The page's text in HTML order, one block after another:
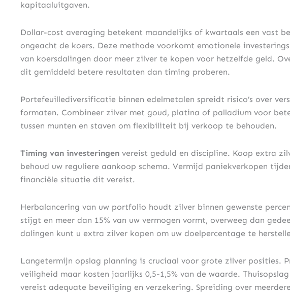
kapitaaluitgaven.
Dollar-cost averaging betekent maandelijks of kwartaals een vast
ongeacht de koers. Deze methode voorkomt emotionele
van koersdalingen door meer zilver te kopen voor hetzelfde geld.
dit gemiddeld betere resultaten dan timing proberen.
Portefeuillediversificatie binnen edelmetalen spreidt risico’s over
formaten. Combineer zilver met goud, platina of palladium voor
tussen munten en staven om flexibiliteit bij verkoop te behouden.
Timing van investeringen vereist geduld en discipline. Koop extra
behoud uw reguliere aankoop schema. Vermijd paniekverkopen
financiële situatie dit vereist.
Herbalancering van uw portfolio houdt zilver binnen gewenste
stijgt en meer dan 15% van uw vermogen vormt, overweeg dan
dalingen kunt u extra zilver kopen om uw doelpercentage te
Langetermijn opslag planning is cruciaal voor grote zilver posities.
veiligheid maar kosten jaarlijks 0,5-1,5% van de waarde.
vereist adequate beveiliging en verzekering. Spreiding over